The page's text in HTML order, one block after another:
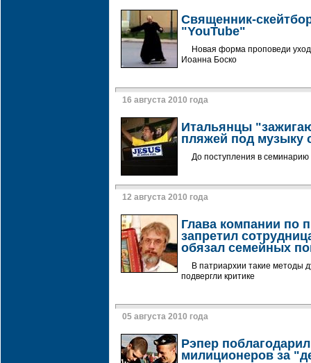
Священник-
"YouTube"
Новая форма проповеди
Иоанна Боско
16 августа 2010 года
Итальянцы
пляжей под музыку
До поступления в
12 августа 2010 года
Глава компании по
запретил
обязал семейных
В патриархии такие методы
подвергли критике
05 августа 2010 года
Рэпер
милиционеров за